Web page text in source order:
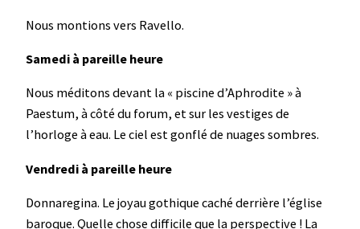
Nous montions vers Ravello.
Samedi à pareille heure
Nous méditons devant la « piscine d’Aphrodite » à
Paestum, à côté du forum, et sur les vestiges de
l’horloge à eau. Le ciel est gonflé de nuages sombres.
Vendredi à pareille heure
Donnaregina. Le joyau gothique caché derrière l’église
baroque. Quelle chose difficile que la perspective ! La